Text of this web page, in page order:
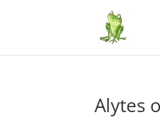
Alytes